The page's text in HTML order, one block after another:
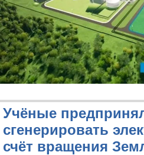
Учёные
сгенерировать
счёт вращения